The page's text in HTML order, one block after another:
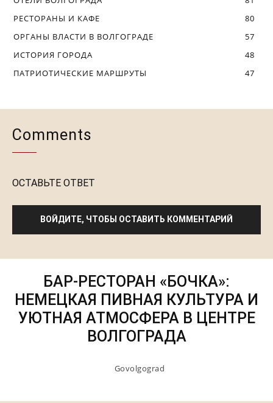
РЕСТОРАНЫ И КАФЕ
80
ОРГАНЫ ВЛАСТИ В ВОЛГОГРАДЕ
57
ИСТОРИЯ ГОРОДА
48
ПАТРИОТИЧЕСКИЕ МАРШРУТЫ
47
Comments
ОСТАВЬТЕ ОТВЕТ
ВОЙДИТЕ, ЧТОБЫ ОСТАВИТЬ КОММЕНТАРИЙ